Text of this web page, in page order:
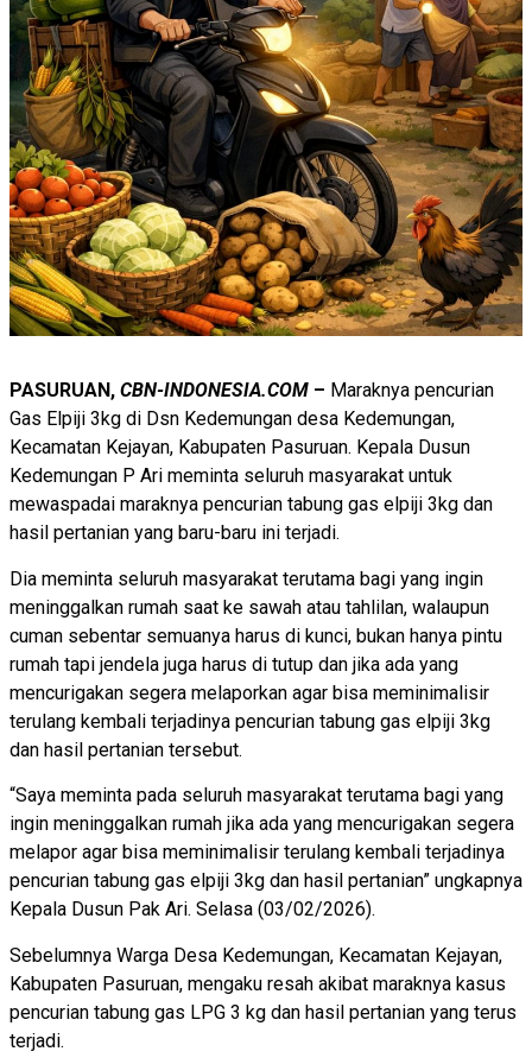
PASURUAN, CBN-INDONESIA.COM – Maraknya pencurian
Gas Elpiji 3kg di Dsn Kedemungan desa Kedemungan,
Kecamatan Kejayan, Kabupaten Pasuruan. Kepala Dusun
Kedemungan P Ari meminta seluruh masyarakat untuk
mewaspadai maraknya pencurian tabung gas elpiji 3kg dan
hasil pertanian yang baru-baru ini terjadi.
Dia meminta seluruh masyarakat terutama bagi yang ingin
meninggalkan rumah saat ke sawah atau tahlilan, walaupun
cuman sebentar semuanya harus di kunci, bukan hanya pintu
rumah tapi jendela juga harus di tutup dan jika ada yang
mencurigakan segera melaporkan agar bisa meminimalisir
terulang kembali terjadinya pencurian tabung gas elpiji 3kg
dan hasil pertanian tersebut.
“Saya meminta pada seluruh masyarakat terutama bagi yang
ingin meninggalkan rumah jika ada yang mencurigakan segera
melapor agar bisa meminimalisir terulang kembali terjadinya
pencurian tabung gas elpiji 3kg dan hasil pertanian” ungkapnya
Kepala Dusun Pak Ari. Selasa (03/02/2026).
Sebelumnya Warga Desa Kedemungan, Kecamatan Kejayan,
Kabupaten Pasuruan, mengaku resah akibat maraknya kasus
pencurian tabung gas LPG 3 kg dan hasil pertanian yang terus
terjadi.